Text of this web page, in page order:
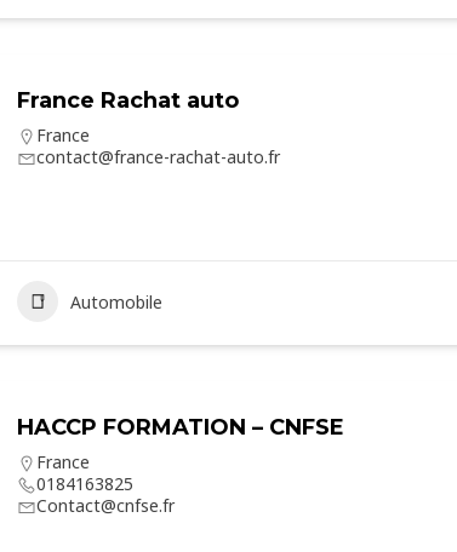
France Rachat auto
France
contact@france-rachat-auto.fr
Automobile
HACCP FORMATION – CNFSE
France
0184163825
Contact@cnfse.fr